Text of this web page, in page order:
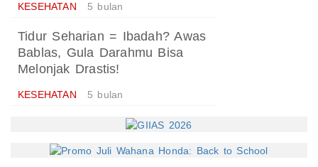
KESEHATAN 5 bulan
Tidur Seharian = Ibadah? Awas
Bablas, Gula Darahmu Bisa
Melonjak Drastis!
KESEHATAN 5 bulan